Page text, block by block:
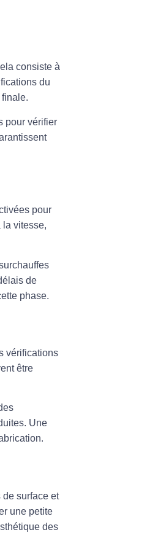
consiste à
du
pour vérifier
pour
la vitesse,
de
phase.
vérifications
être
Une
surface et
une petite
des